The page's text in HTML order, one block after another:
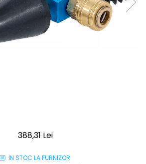
388,31 Lei
IN STOC LA FURNIZOR